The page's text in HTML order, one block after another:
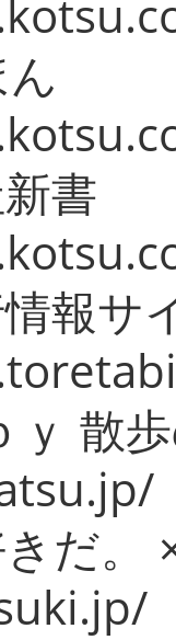
書
報サ
ｙ 散
だ。